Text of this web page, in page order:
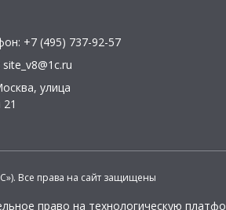
+7 (495) 737-92-57
site_v8@1c.ru
, улица
Все права на сайт защищены
право на технологическую